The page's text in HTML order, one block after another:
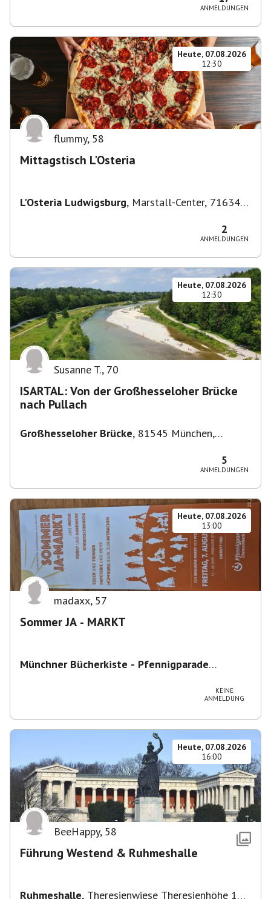
ANMELDUNGEN
Heute, 07.08.2026
12:30
flummy, 58
Mittagstisch L'Osteria
L'Osteria Ludwigsburg, Marstall-Center, 71634
2
ANMELDUNGEN
Heute, 07.08.2026
12:30
Susanne T., 70
ISARTAL: Von der Großhesseloher Brücke
nach Pullach
Großhesseloher Brücke, 81545 München,
5
ANMELDUNGEN
Heute, 07.08.2026
13:00
madaxx, 57
Sommer JA - MARKT
Münchner Bücherkiste - Pfennigparade
KEINE
ANMELDUNG
Heute, 07.08.2026
16:00
BeeHappy, 58
Führung Westend & Ruhmeshalle
Ruhmeshalle, Theresienwiese Theresienhöhe 16,